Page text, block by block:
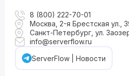
8 (800) 222-70-01
Москва, 2-я Брестская ул.,
Санкт-Петербург, ул.
info@serverflow.ru
ServerFlow | Новости